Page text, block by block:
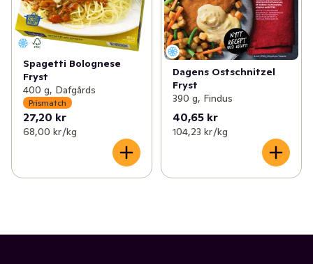
Spagetti Bolognese
Fryst
400 g, Dafgårds
Prismatch
27,20 kr
68,00 kr /kg
Dagens Ostschnitzel
Fryst
390 g, Findus
40,65 kr
104,23 kr /kg